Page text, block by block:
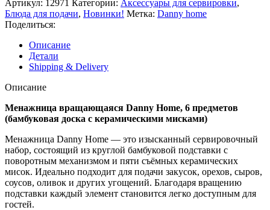
Артикул: 12971 Категории: Аксессуары для сервировки,
Блюда для подачи, Новинки! Метка: Danny home
Поделиться:
Описание
Детали
Shipping & Delivery
Описание
Менажница вращающаяся Danny Home, 6 предметов
(бамбуковая доска с керамическими мисками)
Менажница Danny Home — это изысканный сервировочный
набор, состоящий из круглой бамбуковой подставки с
поворотным механизмом и пяти съёмных керамических
мисок. Идеально подходит для подачи закусок, орехов, сыров,
соусов, оливок и других угощений. Благодаря вращению
подставки каждый элемент становится легко доступным для
гостей.